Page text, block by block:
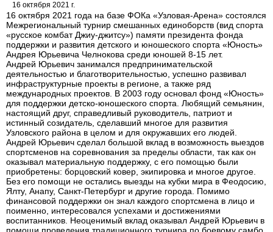
16 октября 2021 г.
16 октября 2021 года на базе ФОКа «Узловая-Арена» состоялся
Межрегиональный турнир смешанных единоборств (вид спорта
«русское комбат Джиу-джитсу») памяти президента фонда
поддержки и развития детского и юношеского спорта «Юность»
Андрея Юрьевича Челнокова среди юношей 8-15 лет.
Андрей Юрьевич занимался предпринимательской
деятельностью и благотворительностью, успешно развивал
инфраструктурные проекты в регионе, а также ряд
международных проектов. В 2003 году основал фонд «Юность»
для поддержки детско-юношеского спорта. Любящий семьянин,
настоящий друг, справедливый руководитель, патриот и
истинный созидатель, сделавший многое для развития
Узловского района в целом и для окружавших его людей.
Андрей Юрьевич сделал большой вклад в возможность выездов
спортсменов на соревнования за пределы области, так как он
оказывал материальную поддержку, с его помощью были
приобретены: борцовский ковер, экипировка и многое другое.
Без его помощи не остались выезды на кубки мира в Феодосию,
Ялту, Анапу, Санкт-Петербург и другие города. Помимо
финансовой поддержки он знал каждого спортсмена в лицо и
поименно, интересовался успехами и достижениями
воспитанников. Неоценимый вклад оказывал Андрей Юрьевич в